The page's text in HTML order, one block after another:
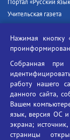
Портал «Русский
Учительская газета
Единый портал
Противодействие
Социальные ролики -
Противодействие
БГУ против
Нажимая кнопку
Собранная
работу нашего
данного сайта,
Вашем
язык, версия ОС
экрана;
страницы